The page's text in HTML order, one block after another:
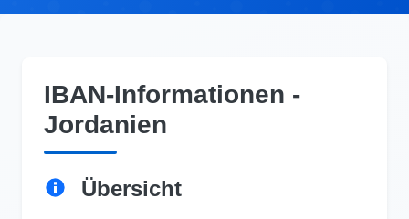
IBAN-Informationen -
Jordanien
Übersicht